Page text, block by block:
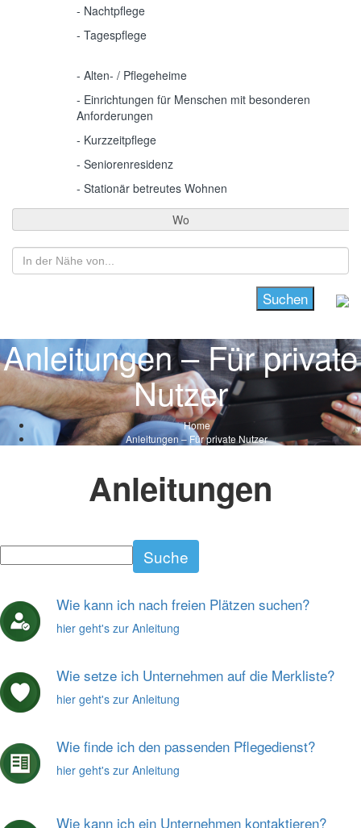
- Nachtpflege
- Tagespflege
- Alten- / Pflegeheime
- Einrichtungen für Menschen mit besonderen
Anforderungen
- Kurzzeitpflege
- Seniorenresidenz
- Stationär betreutes Wohnen
Wo
Anleitungen – Für private
Nutzer
Home
Anleitungen – Für private Nutzer
Anleitungen
Search for Suche
Wie kann ich nach freien Plätzen suchen?
hier geht's zur Anleitung
Wie setze ich Unternehmen auf die Merkliste?
hier geht's zur Anleitung
Wie finde ich den passenden Pflegedienst?
hier geht's zur Anleitung
Wie kann ich ein Unternehmen kontaktieren?